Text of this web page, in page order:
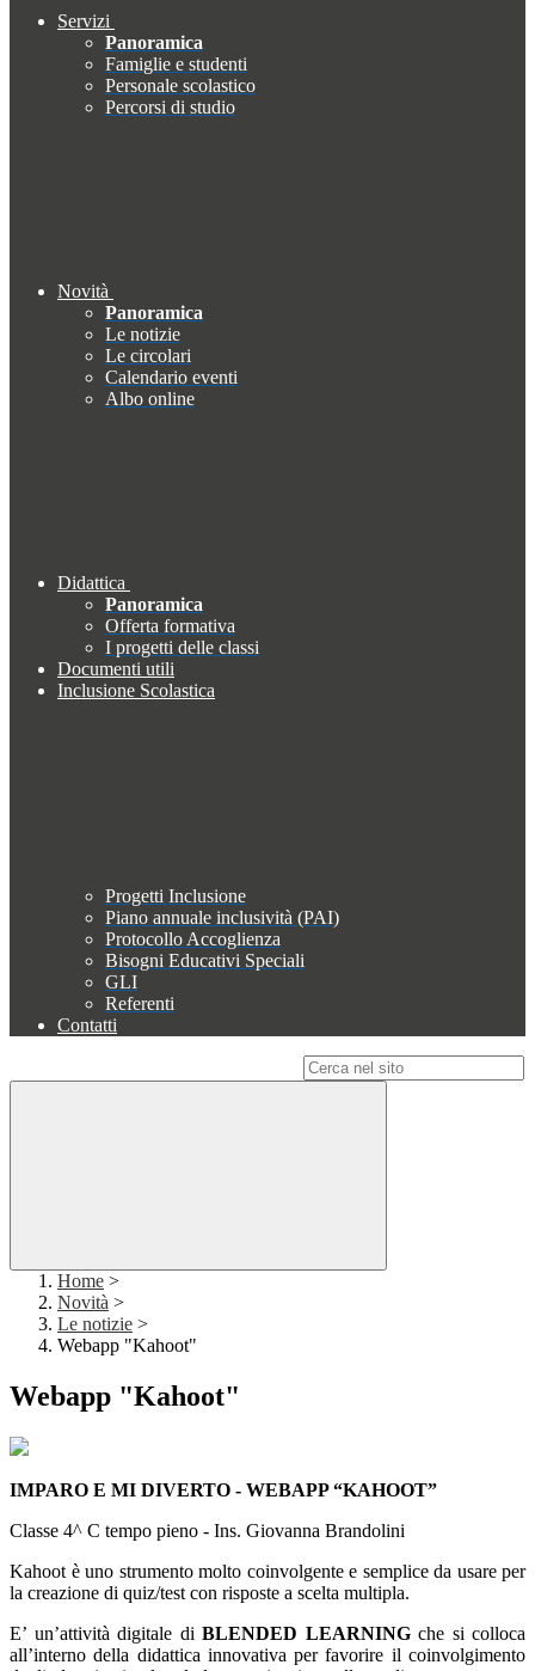
Servizi
Panoramica
Famiglie e studenti
Personale scolastico
Percorsi di studio
Novità
Panoramica
Le notizie
Le circolari
Calendario eventi
Albo online
Didattica
Panoramica
Offerta formativa
I progetti delle classi
Documenti utili
Inclusione Scolastica
Progetti Inclusione
Piano annuale inclusività (PAI)
Protocollo Accoglienza
Bisogni Educativi Speciali
GLI
Referenti
Contatti
Home >
Novità >
Le notizie >
Webapp "Kahoot"
Webapp "Kahoot"
IMPARO E MI DIVERTO - WEBAPP “KAHOOT”
Classe 4^ C tempo pieno - Ins. Giovanna Brandolini
Kahoot è uno strumento molto coinvolgente e semplice da usare per
la creazione di quiz/test con risposte a scelta multipla.
E’ un’attività digitale di BLENDED LEARNINGche si colloca
all’interno della didattica innovativa per favorire il coinvolgimento